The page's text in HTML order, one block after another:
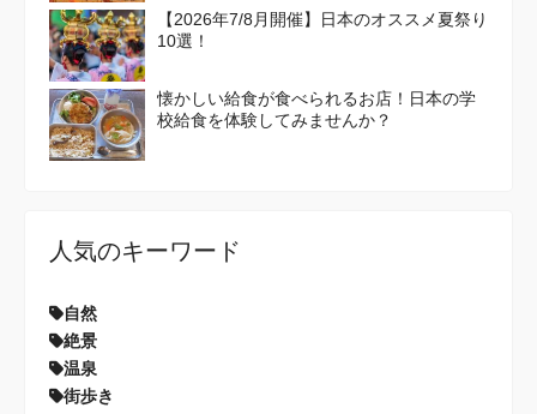
【2026年7/8月開催】日本のオススメ夏祭り
10選！
懐かしい給食が食べられるお店！日本の学
校給食を体験してみませんか？
人気のキーワード
自然
絶景
温泉
街歩き